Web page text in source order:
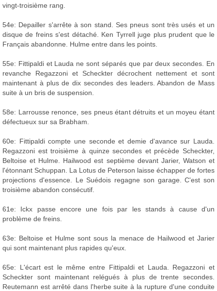
vingt-troisième rang.
54e: Depailler s'arrête à son stand. Ses pneus sont très usés et un
disque de freins s'est détaché. Ken Tyrrell juge plus prudent que le
Français abandonne. Hulme entre dans les points.
55e: Fittipaldi et Lauda ne sont séparés que par deux secondes. En
revanche Regazzoni et Scheckter décrochent nettement et sont
maintenant à plus de dix secondes des leaders. Abandon de Mass
suite à un bris de suspension.
58e: Larrousse renonce, ses pneus étant détruits et un moyeu étant
défectueux sur sa Brabham.
60e: Fittipaldi compte une seconde et demie d'avance sur Lauda.
Regazzoni est troisième à quinze secondes et précède Scheckter,
Beltoise et Hulme. Hailwood est septième devant Jarier, Watson et
l'étonnant Schuppan. La Lotus de Peterson laisse échapper de fortes
projections d'essence. Le Suédois regagne son garage. C'est son
troisième abandon consécutif.
61e: Ickx passe encore une fois par les stands à cause d'un
problème de freins.
63e: Beltoise et Hulme sont sous la menace de Hailwood et Jarier
qui sont maintenant plus rapides qu'eux.
65e: L'écart est le même entre Fittipaldi et Lauda. Regazzoni et
Scheckter sont maintenant relégués à plus de trente secondes.
Reutemann est arrêté dans l'herbe suite à la rupture d'une conduite